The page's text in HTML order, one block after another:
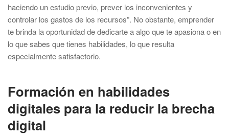
haciendo un estudio previo, prever los inconvenientes y
controlar los gastos de los recursos”. No obstante, emprender
te brinda la oportunidad de dedicarte a algo que te apasiona o en
lo que sabes que tienes habilidades, lo que resulta
especialmente satisfactorio.
Formación en habilidades
digitales para la reducir la brecha
digital